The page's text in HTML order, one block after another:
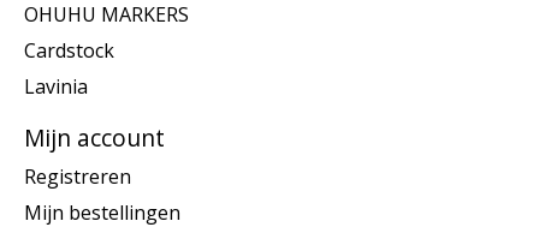
OHUHU MARKERS
Cardstock
Lavinia
Mijn account
Registreren
Mijn bestellingen